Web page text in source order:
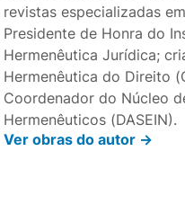
revistas especializadas
Presidente de Honra do
Hermenêutica Jurídica;
Hermenêutica do Direito
Coordenador do Núcleo
Hermenêuticos (DASEIN).
Ver obras do autor ->